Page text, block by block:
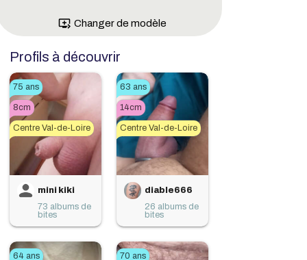
queue_play_next Changer de modèle
Profils à découvrir
75 ans
8cm
Centre Val-de-Loire
mini kiki
73 albums de
bites
63 ans
14cm
Centre Val-de-Loire
diable666
26 albums de
bites
64 ans 70 ans